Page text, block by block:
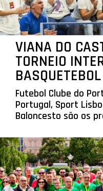
VIANA DO
TORNEIO
BASQUETEBOL
Futebol Clube do
Portugal, Sport
Baloncesto são os